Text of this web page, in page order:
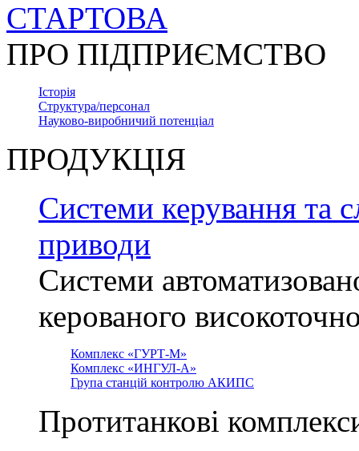
СТАРТОВА
ПРО ПІДПРИЄМСТВО
Історія
Структура/персонал
Науково-виробничий потенціал
ПРОДУКЦІЯ
Системи керування та
приводи
Системи
керованого
Комплекс «ГУРТ-М»
Комплекс «ИНГУЛ-А»
Група станцій контролю АКИПС
Протитанкові